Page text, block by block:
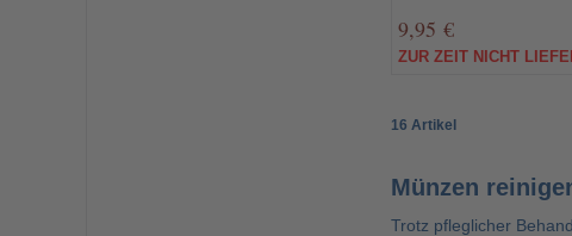
9,95 €
ZUR ZEIT NICHT
16 Artikel
Münzen
Trotz pfleglicher